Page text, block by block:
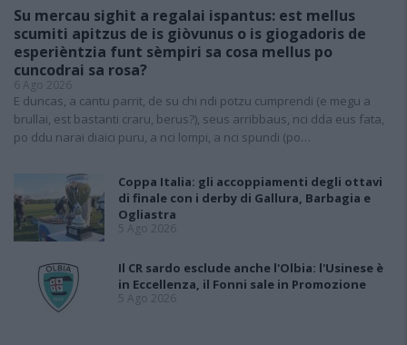
Su mercau sighit a regalai ispantus: est mellus
scumiti apitzus de is giòvunus o is giogadoris de
esperièntzia funt sèmpiri sa cosa mellus po
cuncodrai sa rosa?
6 Ago 2026
E duncas, a cantu parrit, de su chi ndi potzu cumprendi (e megu a
brullai, est bastanti craru, berus?), seus arribbaus, nci dda eus fata,
po ddu narai diaici puru, a nci lompi, a nci spundi (po…
Coppa Italia: gli accoppiamenti degli ottavi
di finale con i derby di Gallura, Barbagia e
Ogliastra
5 Ago 2026
Il CR sardo esclude anche l'Olbia: l'Usinese è
in Eccellenza, il Fonni sale in Promozione
5 Ago 2026